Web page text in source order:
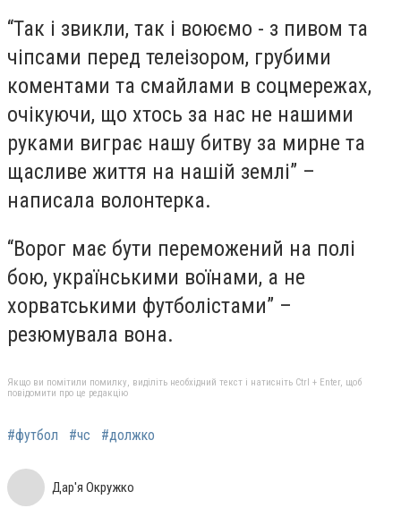
“Так і звикли, так і воюємо - з пивом та
чіпсами перед телеізором, грубими
коментами та смайлами в соцмережах,
очікуючи, що хтось за нас не нашими
руками виграє нашу битву за мирне та
щасливе життя на нашій землі” –
написала волонтерка.
“Ворог має бути переможений на полі
бою, українськими воїнами, а не
хорватськими футболістами” –
резюмувала вона.
Якщо ви помітили помилку, виділіть необхідний текст і натисніть Ctrl + Enter, щоб
повідомити про це редакцію
#футбол #чс #должко
Дар'я Окружко